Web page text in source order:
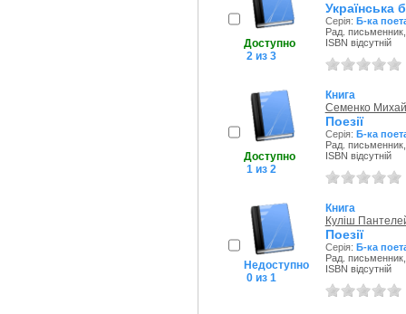
Доступно
2 из 3
Українська
Серія: Б-ка
Рад.
ISBN відсутній
Доступно
1 из 2
Книга
Семенко
Поезії
Серія: Б-ка
Рад.
ISBN відсутній
Недоступно
0 из 1
Книга
Куліш
Поезії
Серія: Б-ка
Рад.
ISBN відсутній